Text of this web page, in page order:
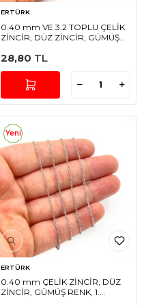
ERTÜRK
0.40 mm VE 3.2 TOPLU ÇELİK
ZİNCİR, DÜZ ZİNCİR, GÜMÜŞ
(SF235-VE-TOPLU)
28,80 TL
Yeni
ERTÜRK
0.40 mm ÇELİK ZİNCİR, DÜZ
ZİNCİR, GÜMÜŞ RENK, 1.